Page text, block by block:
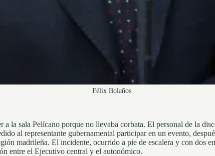
Félix Bolaños
la sala Pelícano porque no llevaba corbata. El personal de la
al representante gubernamental participar en un evento,
madrileña. El incidente, ocurrido a pie de escalera y con dos
entre el Ejecutivo central y el autonómico.